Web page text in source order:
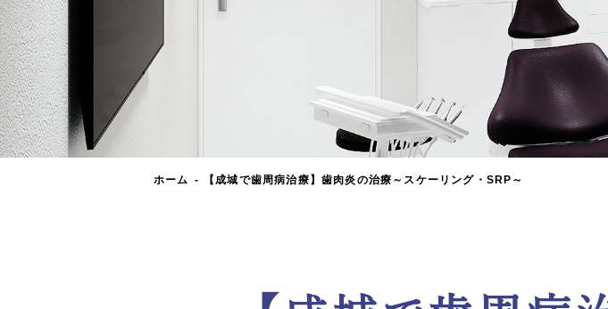
ホーム 【成城で歯周病治療】歯肉炎の治療～スケーリング・SRP～